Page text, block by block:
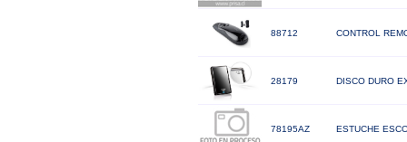
88712 CONTROL
28179 DISCO DURO
78195AZ ESTUCHE